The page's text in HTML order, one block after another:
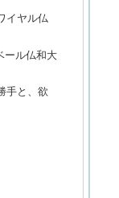
イヤル仏
ール仏和大
手と、欲